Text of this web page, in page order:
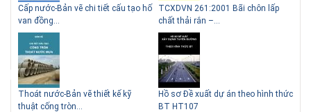
Lý do nên sử dụng gạch block
để xây nhà
Thiết kế nhà siêu nhỏ độc đáo
Cấp nước-Bản vẽ chi tiết cấu tạo hố
van đồng...
Thoát nước-Bản vẽ thiết kế kỹ
thuật cống tròn...
TCXDVN 261:2001 Bãi chôn lấp
chất thải rắn –...
Hồ sơ Đề xuất dự án theo hình thức
BT HT107